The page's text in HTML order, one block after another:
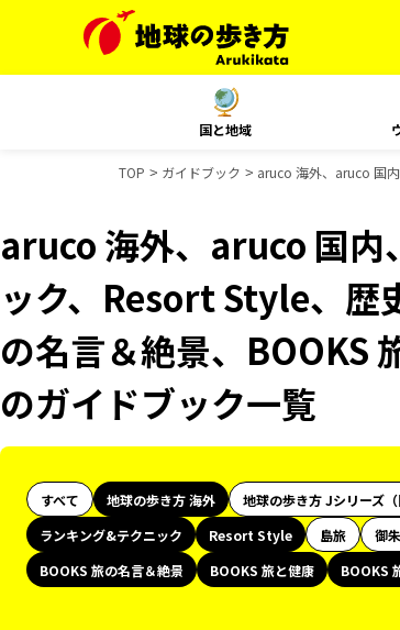
国と地域
TOP ガイドブック aruco 海外、aruco 国
aruco 海外、aruco 国
ック、Resort Style、歴
の名言＆絶景、BOOKS
のガイドブック一覧
すべて 地球の歩き方 海外 地球の歩き方 Jシリーズ（
ランキング&テクニック
Resort Style 島旅 御
BOOKS 旅の名言＆絶景
BOOKS 旅と健康 BOOKS